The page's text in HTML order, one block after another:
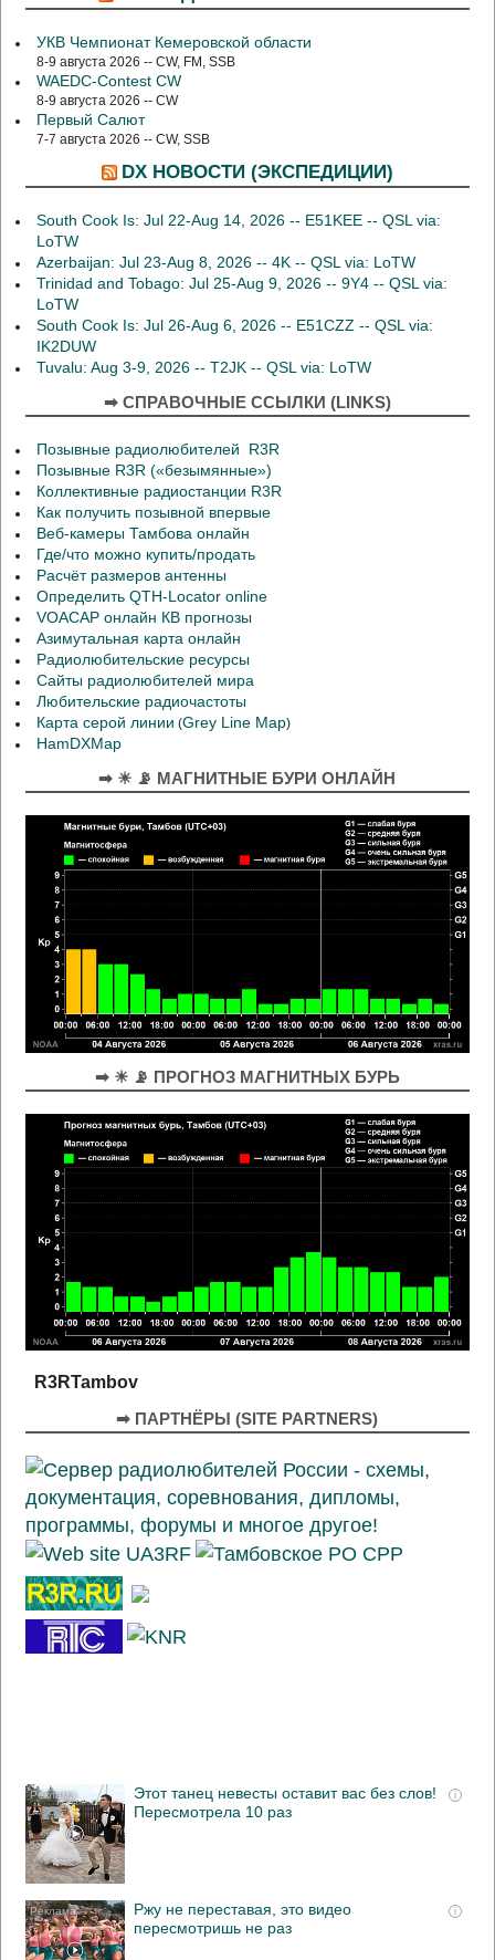
УКВ Чемпионат Кемеровской области
8-9 августа 2026 -- CW, FM, SSB
WAEDC-Contest CW
8-9 августа 2026 -- CW
Первый Салют
7-7 августа 2026 -- CW, SSB
DX НОВОСТИ (ЭКСПЕДИЦИИ)
South Cook Is: Jul 22-Aug 14, 2026 -- E51KEE -- QSL via:
LoTW
Azerbaijan: Jul 23-Aug 8, 2026 -- 4K -- QSL via: LoTW
Trinidad and Tobago: Jul 25-Aug 9, 2026 -- 9Y4 -- QSL via:
LoTW
South Cook Is: Jul 26-Aug 6, 2026 -- E51CZZ -- QSL via:
IK2DUW
Tuvalu: Aug 3-9, 2026 -- T2JK -- QSL via: LoTW
➡ СПРАВОЧНЫЕ ССЫЛКИ (LINKS)
Позывные радиолюбителей R3R
Позывные R3R («безымянные»)
Коллективные радиостанции R3R
Как получить позывной впервые
Веб-камеры Тамбова онлайн
Где/что можно купить/продать
Расчёт размеров антенны
Определить QTH-Locator online
VOACAP онлайн КВ прогнозы
Азимутальная карта онлайн
Радиолюбительские ресурсы
Сайты радиолюбителей мира
Любительские радиочастоты
Карта серой линии (Grey Line Map)
HamDXMap
➡ ☀ 📡 МАГНИТНЫЕ БУРИ ОНЛАЙН
➡ ☀ 📡 ПРОГНОЗ МАГНИТНЫХ БУРЬ
R3RTambov
➡ ПАРТНЁРЫ (SITE PARTNERS)
i
Этот танец невесты оставит вас без слов!
Пересмотрела 10 раз
i
Ржу не переставая, это видео
пересмотришь не раз